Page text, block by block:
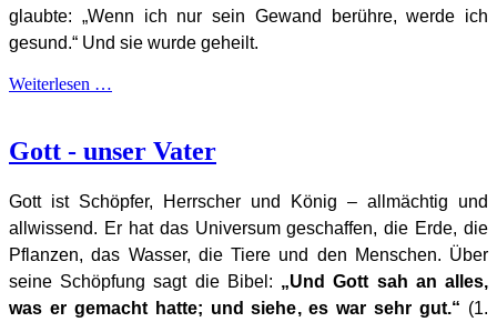
glaubte: „Wenn ich nur sein Gewand berühre, werde ich
gesund.“ Und sie wurde geheilt.
Weiterlesen …
Gott - unser Vater
Gott ist Schöpfer, Herrscher und König – allmächtig und
allwissend. Er hat das Universum geschaffen, die Erde, die
Pflanzen, das Wasser, die Tiere und den Menschen. Über
seine Schöpfung sagt die Bibel: „Und Gott sah an alles,
was er gemacht hatte; und siehe, es war sehr gut.“ (1.